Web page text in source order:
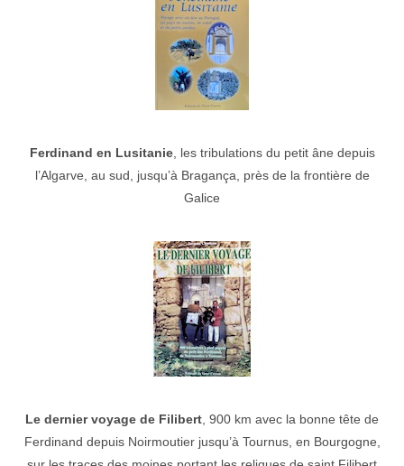
Ferdinand en Lusitanie, les tribulations du petit âne depuis
l’Algarve, au sud, jusqu’à Bragança, près de la frontière de
Galice
Le dernier voyage de Filibert , 900 km avec la bonne tête de
Ferdinand depuis Noirmoutier jusqu’à Tournus, en Bourgogne,